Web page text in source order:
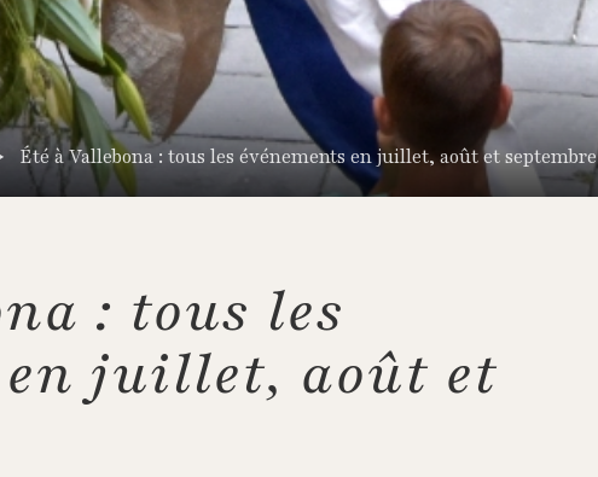
Été à Vallebona : tous les événements en juillet, août et septembre
: tous les
en juillet, août et